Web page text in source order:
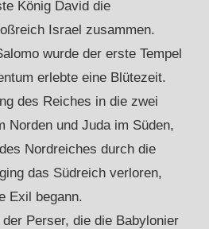
König David die
Israel zusammen.
wurde der erste Tempel
erlebte eine Blütezeit.
des Reiches in die zwei
Norden und Juda im Süden,
Nordreiches durch die
das Südreich verloren,
Exil begann.
Perser, die die Babylonier